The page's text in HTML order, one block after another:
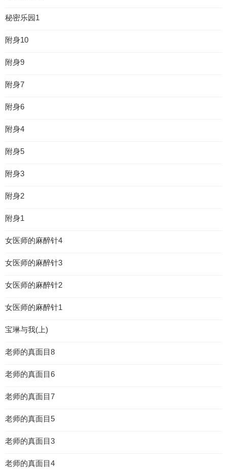
秘密乐园1
附身10
附身9
附身7
附身6
附身4
附身5
附身3
附身2
附身1
女医师的麻醉针4
女医师的麻醉针3
女医师的麻醉针2
女医师的麻醉针1
宝琳与我(上)
老师的真面目8
老师的真面目6
老师的真面目7
老师的真面目5
老师的真面目3
老师的真面目4